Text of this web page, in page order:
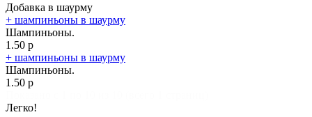
Добавка в шаурму
+ шампиньоны в шаурму
Шампиньоны.
1.50 р
+ шампиньоны в шаурму
Шампиньоны.
1.50 р
Легко!